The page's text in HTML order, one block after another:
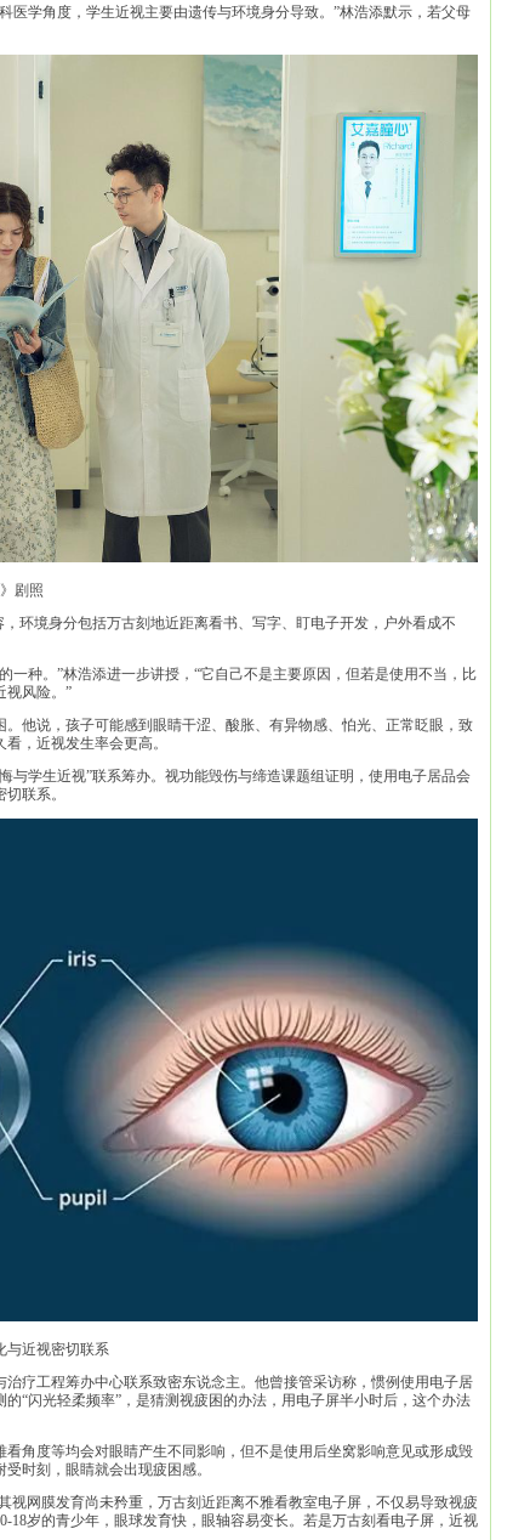
医学角度，学生近视主要由遗传与环境身分导致。”林浩添默示，若父母
剧照
环境身分包括万古刻地近距离看书、写字、盯电子开发，户外看成不
一种。”林浩添进一步讲授，“它自己不是主要原因，但若是使用不当，比
视风险。”
他说，孩子可能感到眼睛干涩、酸胀、有异物感、怕光、正常眨眼，致
，近视发生率会更高。
与学生近视”联系筹办。视功能毁伤与缔造课题组证明，使用电子居品会
联系。
与近视密切联系
疗工程筹办中心联系致密东说念主。他曾接管采访称，惯例使用电子居
“闪光轻柔频率”，是猜测视疲困的办法，用电子屏半小时后，这个办法
角度等均会对眼睛产生不同影响，但不是使用后坐窝影响意见或形成毁
时刻，眼睛就会出现疲困感。
视网膜发育尚未矜重，万古刻近距离不雅看教室电子屏，不仅易导致视疲
18岁的青少年，眼球发育快，眼轴容易变长。若是万古刻看电子屏，近视